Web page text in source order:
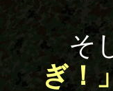
そし
ぎ！